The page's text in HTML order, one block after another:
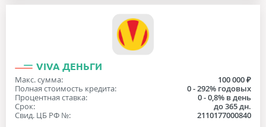
VIVA ДЕНЬГИ
Макс. сумма:
100 000 ₽
Полная стоимость кредита:
0 - 292% годовых
Процентная ставка:
0 - 0,8% в день
Срок:
до 365 дн.
Свид. ЦБ РФ №:
2110177000840